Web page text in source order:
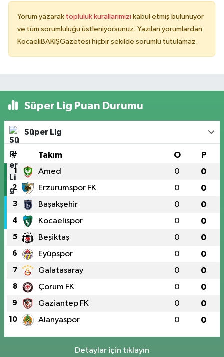
Yorum yazarak topluluk kurallarımızı kabul etmiş bulunuyor
ve tüm sorumluluğu üstleniyorsunuz. Yazılan yorumlardan
KocaeliBAKIŞGazetesi hiçbir şekilde sorumlu tutulamaz.
Süper Lig Puan Durumu
Süper Lig
# Takım O P
1 Amed 0 0
2 Erzurumspor FK 0 0
3 Başakşehir 0 0
4 Kocaelispor 0 0
5 Beşiktaş 0 0
6 Eyüpspor 0 0
7 Galatasaray 0 0
8 Çorum FK 0 0
9 Gaziantep FK 0 0
10 Alanyaspor 0 0
Detaylar için tıklayın